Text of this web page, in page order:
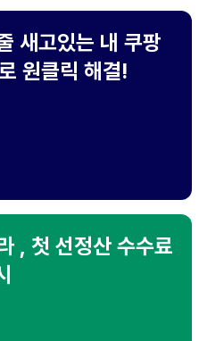
새고있는 내 쿠팡
원클릭 해결!
, 첫 선정산 수수료